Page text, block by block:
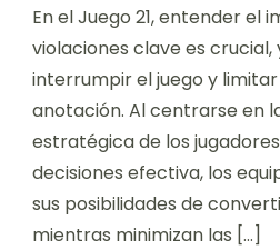
En el Juego 21, entender el
violaciones clave es crucial,
interrumpir el juego y
anotación. Al centrarse en
estratégica de los
decisiones efectiva, los
sus posibilidades de
mientras minimizan las […]